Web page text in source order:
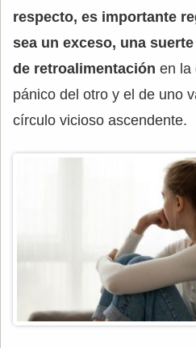
respecto, es importante
sea un exceso, una suerte
de retroalimentación en la
pánico del otro y el de uno
círculo vicioso ascendente.